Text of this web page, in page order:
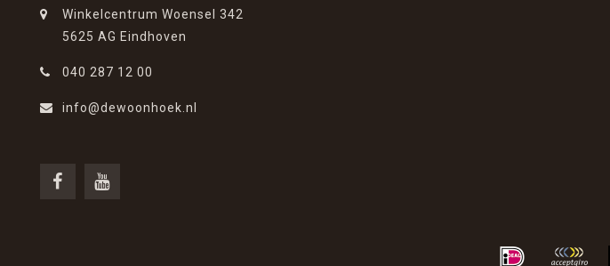
Winkelcentrum Woensel 342
5625 AG Eindhoven
040 287 12 00
info@dewoonhoek.nl